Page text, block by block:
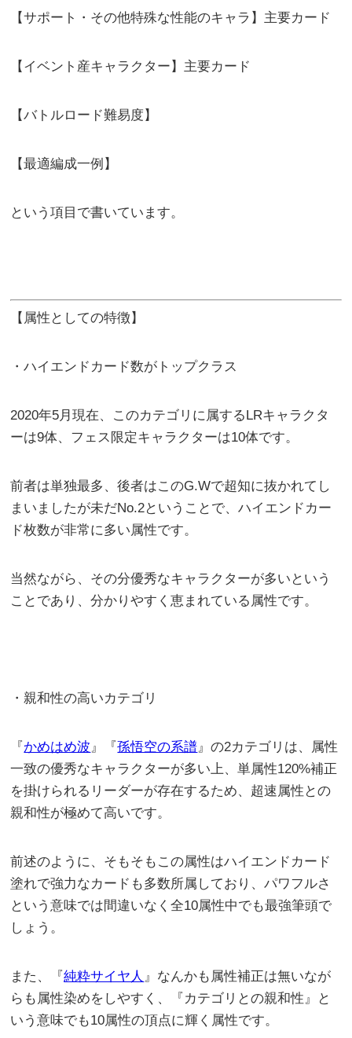
【サポート・その他特殊な性能のキャラ】主要カード
【イベント産キャラクター】主要カード
【バトルロード難易度】
【最適編成一例】
という項目で書いています。
【属性としての特徴】
・ハイエンドカード数がトップクラス
2020年5月現在、このカテゴリに属するLRキャラクタ
ーは9体、フェス限定キャラクターは10体です。
前者は単独最多、後者はこのG.Wで超知に抜かれてし
まいましたが未だNo.2ということで、ハイエンドカー
ド枚数が非常に多い属性です。
当然ながら、その分優秀なキャラクターが多いという
ことであり、分かりやすく恵まれている属性です。
・親和性の高いカテゴリ
『 かめはめ波』『孫悟空の系譜』の2カテゴリは、属性
一致の優秀なキャラクターが多い上、単属性120%補正
を掛けられるリーダーが存在するため、超速属性との
親和性が極めて高いです。
前述のように、そもそもこの属性はハイエンドカード
塗れで強力なカードも多数所属しており、パワフルさ
という意味では間違いなく全10属性中でも最強筆頭で
しょう。
また、『純粋サイヤ人 』なんかも属性補正は無いなが
らも属性染めをしやすく、『カテゴリとの親和性』と
いう意味でも10属性の頂点に輝く属性です。